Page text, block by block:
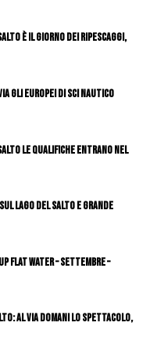
è il giorno dei ripescaggi,
gli Europei di Sci Nautico
Salto le qualifiche entrano nel
Lago del Salto e grande
Flat Water – SETTEMBRE –
al via domani lo spettacolo,